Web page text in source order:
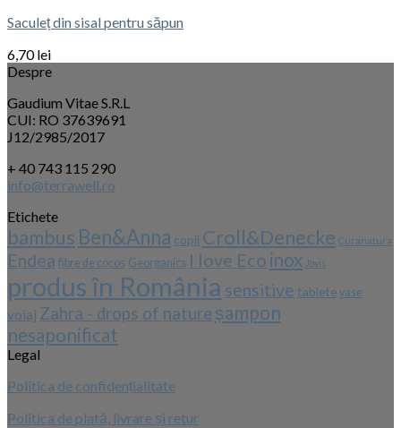
Saculeț din sisal pentru săpun
6,70lei
Despre
Gaudium Vitae S.R.L
CUI: RO 37639691
J12/2985/2017
+ 40 743 115 290
info@terrawell.ro
Etichete
bambus Ben&Anna copii Croll&Denecke Curanatura
Endea fibre de cocos Georganics I love Eco inox Jovis
produs în România sensitive tablete vase
voiaj Zahra - drops of natureșampon
nesaponificat
Legal
Politica de confidențialitate
Politica de plată, livrare și retur